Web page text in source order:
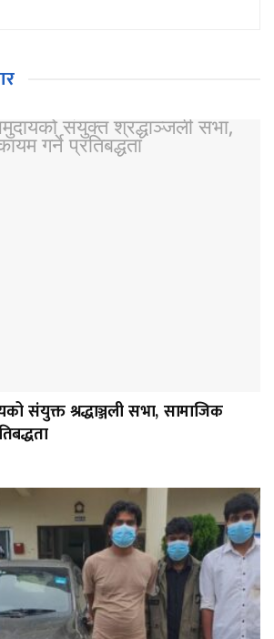
संयुक्त श्रद्धाञ्जली सभा, सामाजिक